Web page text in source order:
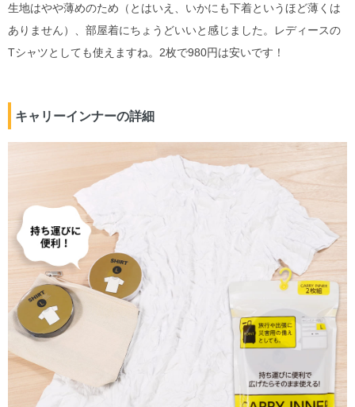
生地はやや薄めのため（とはいえ、いかにも下着というほど薄くは
ありません）、部屋着にちょうどいいと感じました。レディースの
Tシャツとしても使えますね。2枚で980円は安いです！
キャリーインナーの詳細